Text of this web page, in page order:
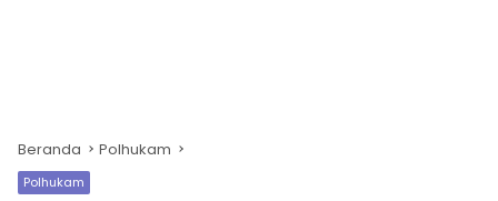
Beranda Polhukam
Polhukam